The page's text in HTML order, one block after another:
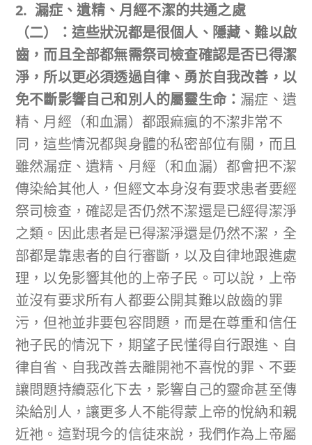
2. 漏症、遺精、月經不潔的共通之處
（二）：這些狀況都是很個人、隱藏、難以啟
齒，而且全部都無需祭司檢查確認是否已得潔
淨，所以更必須透過自律、勇於自我改善，以
免不斷影響自己和別人的屬靈生命： 漏症、遺
精、月經（和血漏）都跟痲瘋的不潔非常不
同，這些情況都與身體的私密部位有關，而且
雖然漏症、遺精、月經（和血漏）都會把不潔
傳染給其他人，但經文本身沒有要求患者要經
祭司檢查，確認是否仍然不潔還是已經得潔淨
之類。因此患者是已得潔淨還是仍然不潔，全
部都是靠患者的自行審斷，以及自律地跟進處
理，以免影響其他的上帝子民。可以說，上帝
並沒有要求所有人都要公開其難以啟齒的罪
污，但祂並非要包容問題，而是在尊重和信任
祂子民的情況下，期望子民懂得自行跟進、自
律自省、自我改善去離開祂不喜悅的罪、不要
讓問題持續惡化下去，影響自己的靈命甚至傳
染給別人，讓更多人不能得蒙上帝的悅納和親
近祂。這對現今的信徒來說，我們作為上帝屬